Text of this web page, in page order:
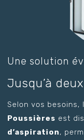
Une solution
Jusqu’à
Selon vos besoins,
Poussières est
d’aspiration,